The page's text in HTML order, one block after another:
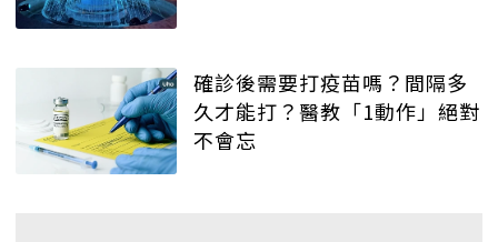
確診後需要打疫苗嗎？間隔多
久才能打？醫教「1動作」絕對
不會忘